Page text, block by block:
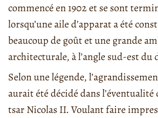
commencé en 1902 et se sont
lorsqu’une aile d’apparat a été
beaucoup de goût et une grande
architecturale, à l’angle sud-est du
Selon une légende,
aurait été décidé dans l’éventualité
tsar Nicolas II. Voulant faire